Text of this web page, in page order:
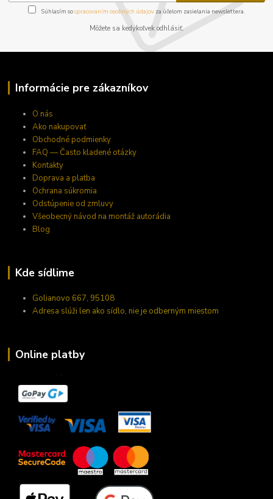
Súhlasím sospracovaním osobných údajov za účelom zasielania newslettera.
Môžete sa kedykoľvek odhlásiť.
Informácie pre zákazníkov
O nás
Ako nakupovať
Obchodné podmienky
FAQ — Často kladené otázky
Kontakty
Doprava a platba
Ochrana súkromia
Odstúpenie od zmluvy
Všeobecný návod na montáž autorádia
Blog
Kde sídlime
Golianovo 667, 95108
Adresa slúži len ako sídlo, nie je odberným miestom
Online platby